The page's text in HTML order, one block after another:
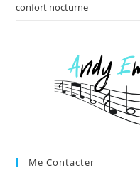
confort nocturne
Me Contacter